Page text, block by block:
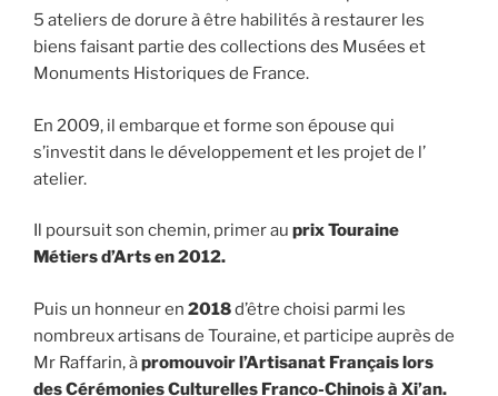
5 ateliers de dorure à être habilités à restaurer les
biens faisant partie des collections des Musées et
Monuments Historiques de France.
En 2009, il embarque et forme son épouse qui
s’investit dans le développement et les projet de l’
atelier.
Il poursuit son chemin, primer au prix Touraine
Métiers d’Arts en 2012.
Puis un honneur en 2018d’être choisi parmi les
nombreux artisans de Touraine, et participe auprès de
Mr Raffarin, àpromouvoir l’Artisanat Français lors
des Cérémonies Culturelles Franco-Chinois à Xi’an.